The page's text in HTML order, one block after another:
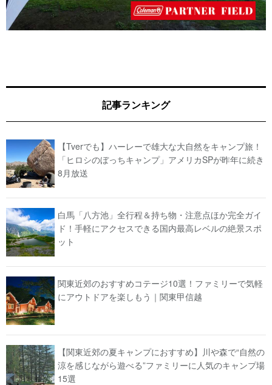
記事ランキング
【Tverでも】ハーレーで雄大な大自然をキャンプ旅！
「ヒロシのぼっちキャンプ」アメリカSPが昨年に続き
8月放送
白馬「八方池」全行程＆持ち物・注意点ほか完全ガイ
ド！手軽にアクセスできる国内最高レベルの絶景スポ
ット
関東近郊のおすすめコテージ10選！ファミリーで気軽
にアウトドアを楽しもう｜関東甲信越
【関東近郊の夏キャンプにおすすめ】川や森で“自然の
涼を感じながら遊べる”ファミリーに人気のキャンプ場
15選